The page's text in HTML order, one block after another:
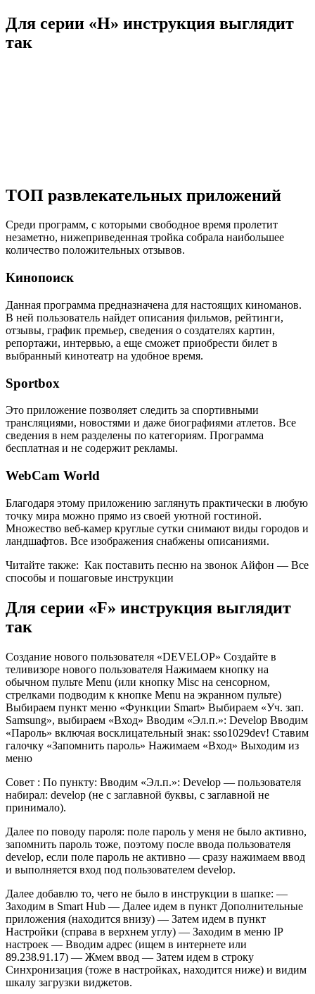
Для серии «H» инструкция выглядит
так
ТОП развлекательных приложений
Среди программ, с которыми свободное время пролетит
незаметно, нижеприведенная тройка собрала наибольшее
количество положительных отзывов.
Кинопоиск
Данная программа предназначена для настоящих киноманов.
В ней пользователь найдет описания фильмов, рейтинги,
отзывы, график премьер, сведения о создателях картин,
репортажи, интервью, а еще сможет приобрести билет в
выбранный кинотеатр на удобное время.
Sportbox
Это приложение позволяет следить за спортивными
трансляциями, новостями и даже биографиями атлетов. Все
сведения в нем разделены по категориям. Программа
бесплатная и не содержит рекламы.
WebCam World
Благодаря этому приложению заглянуть практически в любую
точку мира можно прямо из своей уютной гостиной.
Множество веб-камер круглые сутки снимают виды городов и
ландшафтов. Все изображения снабжены описаниями.
Читайте также: Как поставить песню на звонок Айфон — Все
способы и пошаговые инструкции
Для серии «F» инструкция выглядит
так
Создание нового пользователя «DEVELOP» Создайте в
теливизоре нового пользователя Нажимаем кнопку на
обычном пульте Menu (или кнопку Misc на сенсорном,
стрелками подводим к кнопке Menu на экранном пульте)
Выбираем пункт меню «Функции Smart» Выбираем «Уч. зап.
Samsung», выбираем «Вход» Вводим «Эл.п.»: Develop Вводим
«Пароль» включая восклицательный знак: sso1029dev! Ставим
галочку «Запомнить пароль» Нажимаем «Вход» Выходим из
меню
Совет : По пункту: Вводим «Эл.п.»: Develop — пользователя
набирал: develop (не с заглавной буквы, с заглавной не
принимало).
Далее по поводу пароля: поле пароль у меня не было активно,
запомнить пароль тоже, поэтому после ввода пользователя
develop, если поле пароль не активно — сразу нажимаем ввод
и выполняется вход под пользователем develop.
Далее добавлю то, чего не было в инструкции в шапке: —
Заходим в Smart Hub — Далее идем в пункт Дополнительные
приложения (находится внизу) — Затем идем в пункт
Настройки (справа в верхнем углу) — Заходим в меню IP
настроек — Вводим адрес (ищем в интернете или
89.238.91.17) — Жмем ввод — Затем идем в строку
Синхронизация (тоже в настройках, находится ниже) и видим
шкалу загрузки виджетов.